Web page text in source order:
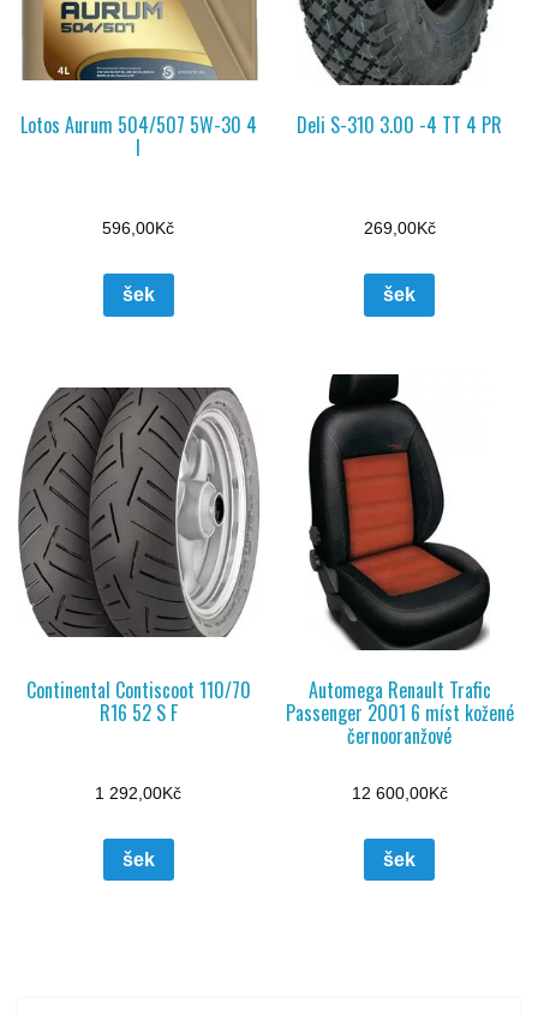
Lotos Aurum 504/507 5W-30 4
l
596,00Kč
šek
Deli S-310 3.00 -4 TT 4 PR
269,00Kč
šek
Continental Contiscoot 110/70
R16 52 S F
1 292,00Kč
šek
Automega Renault Trafic
Passenger 2001 6 míst kožené
černooranžové
12 600,00Kč
šek